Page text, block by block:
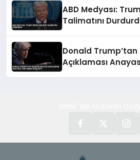
ABD Medyası:
Talimatını
Donald Trump’tan
Açıklaması